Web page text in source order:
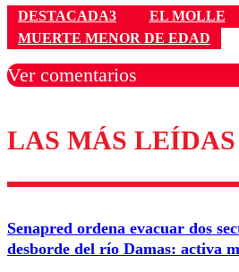
DESTACADA3
EL MOLLE
MUERTE MENOR DE EDAD
Ver comentarios
Los comentarios son
diálogo
Correo
LAS MÁS LEÍDAS
Senapred ordena evacuar dos
desborde del río Damas: activa